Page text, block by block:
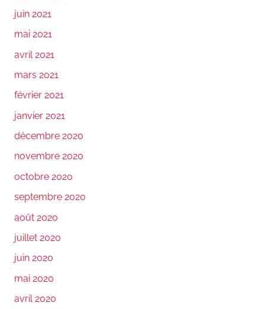
juin 2021
mai 2021
avril 2021
mars 2021
février 2021
janvier 2021
décembre 2020
novembre 2020
octobre 2020
septembre 2020
août 2020
juillet 2020
juin 2020
mai 2020
avril 2020